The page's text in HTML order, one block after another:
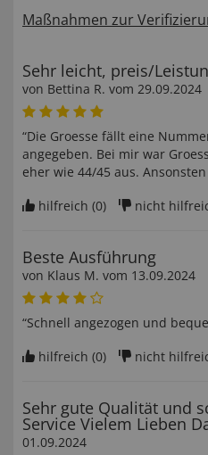
Maßnahmen zur
Sehr leicht, preis/
von Bettina R. vom 29.09.2024
“Die Groesse fällt eine
angegeben. Bei mir war
eher wie 44/45 aus. Ansonsten
hilfreich (0) nicht
Beste Ausführung
von Klaus M. vom 13.09.2024
“Schnell angezogen und
hilfreich (0) nicht
Sehr gute Qualität und
Service Vielem Lieben
01.09.2024